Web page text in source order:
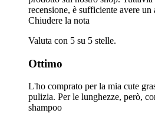
recensione, è sufficiente avere
Chiudere la nota
Valuta con 5 su 5 stelle.
Ottimo
L'ho comprato per la mia cute
pulizia. Per le lunghezze, però,
shampoo